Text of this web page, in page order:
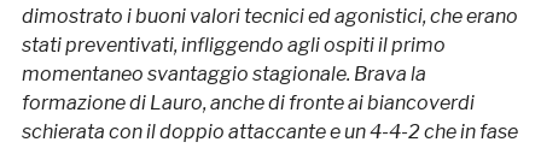
dimostrato i buoni valori tecnici ed agonistici, che erano
stati preventivati, infliggendo agli ospiti il primo
momentaneo svantaggio stagionale. Brava la
formazione di Lauro, anche di fronte ai biancoverdi
schierata con il doppio attaccante e un 4-4-2 che in fase